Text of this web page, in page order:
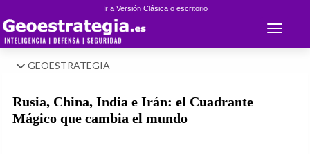
Ir a Versión Clásica o escritorio
Toggle
GEOESTRATEGIA
Rusia, China, India e Irán: el Cuadrante
Mágico que cambia el mundo